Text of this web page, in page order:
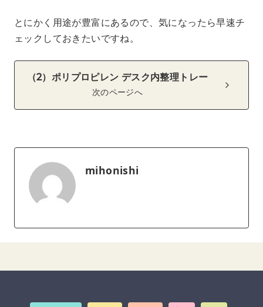
とにかく用途が豊富にあるので、気になったら早速チ
ェックしておきたいですね。
（2）ポリプロピレン デスク内整理トレー
次のページへ
mihonishi